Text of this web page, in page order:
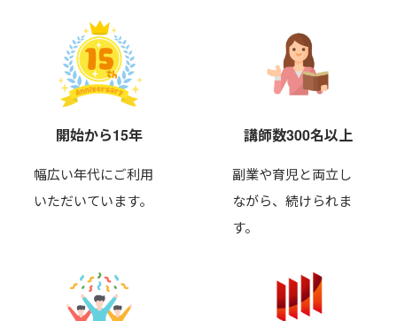
開始から15年
幅広い年代にご利用
いただいています。
講師数300名以上
副業や育児と両立し
ながら、 続けられま
す。